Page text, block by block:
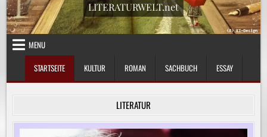
LITERATURWELT.net
MENU
STARTSEITE
KULTUR ROMAN SACHBUCH ESSAY
LITERATUR